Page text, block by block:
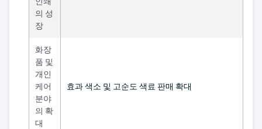
의 성
장
화장
품 및
개인
케어
분야
의 확
대
효과 색소 및 고순도 색료 판매 확대